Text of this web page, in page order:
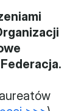
Federacja.